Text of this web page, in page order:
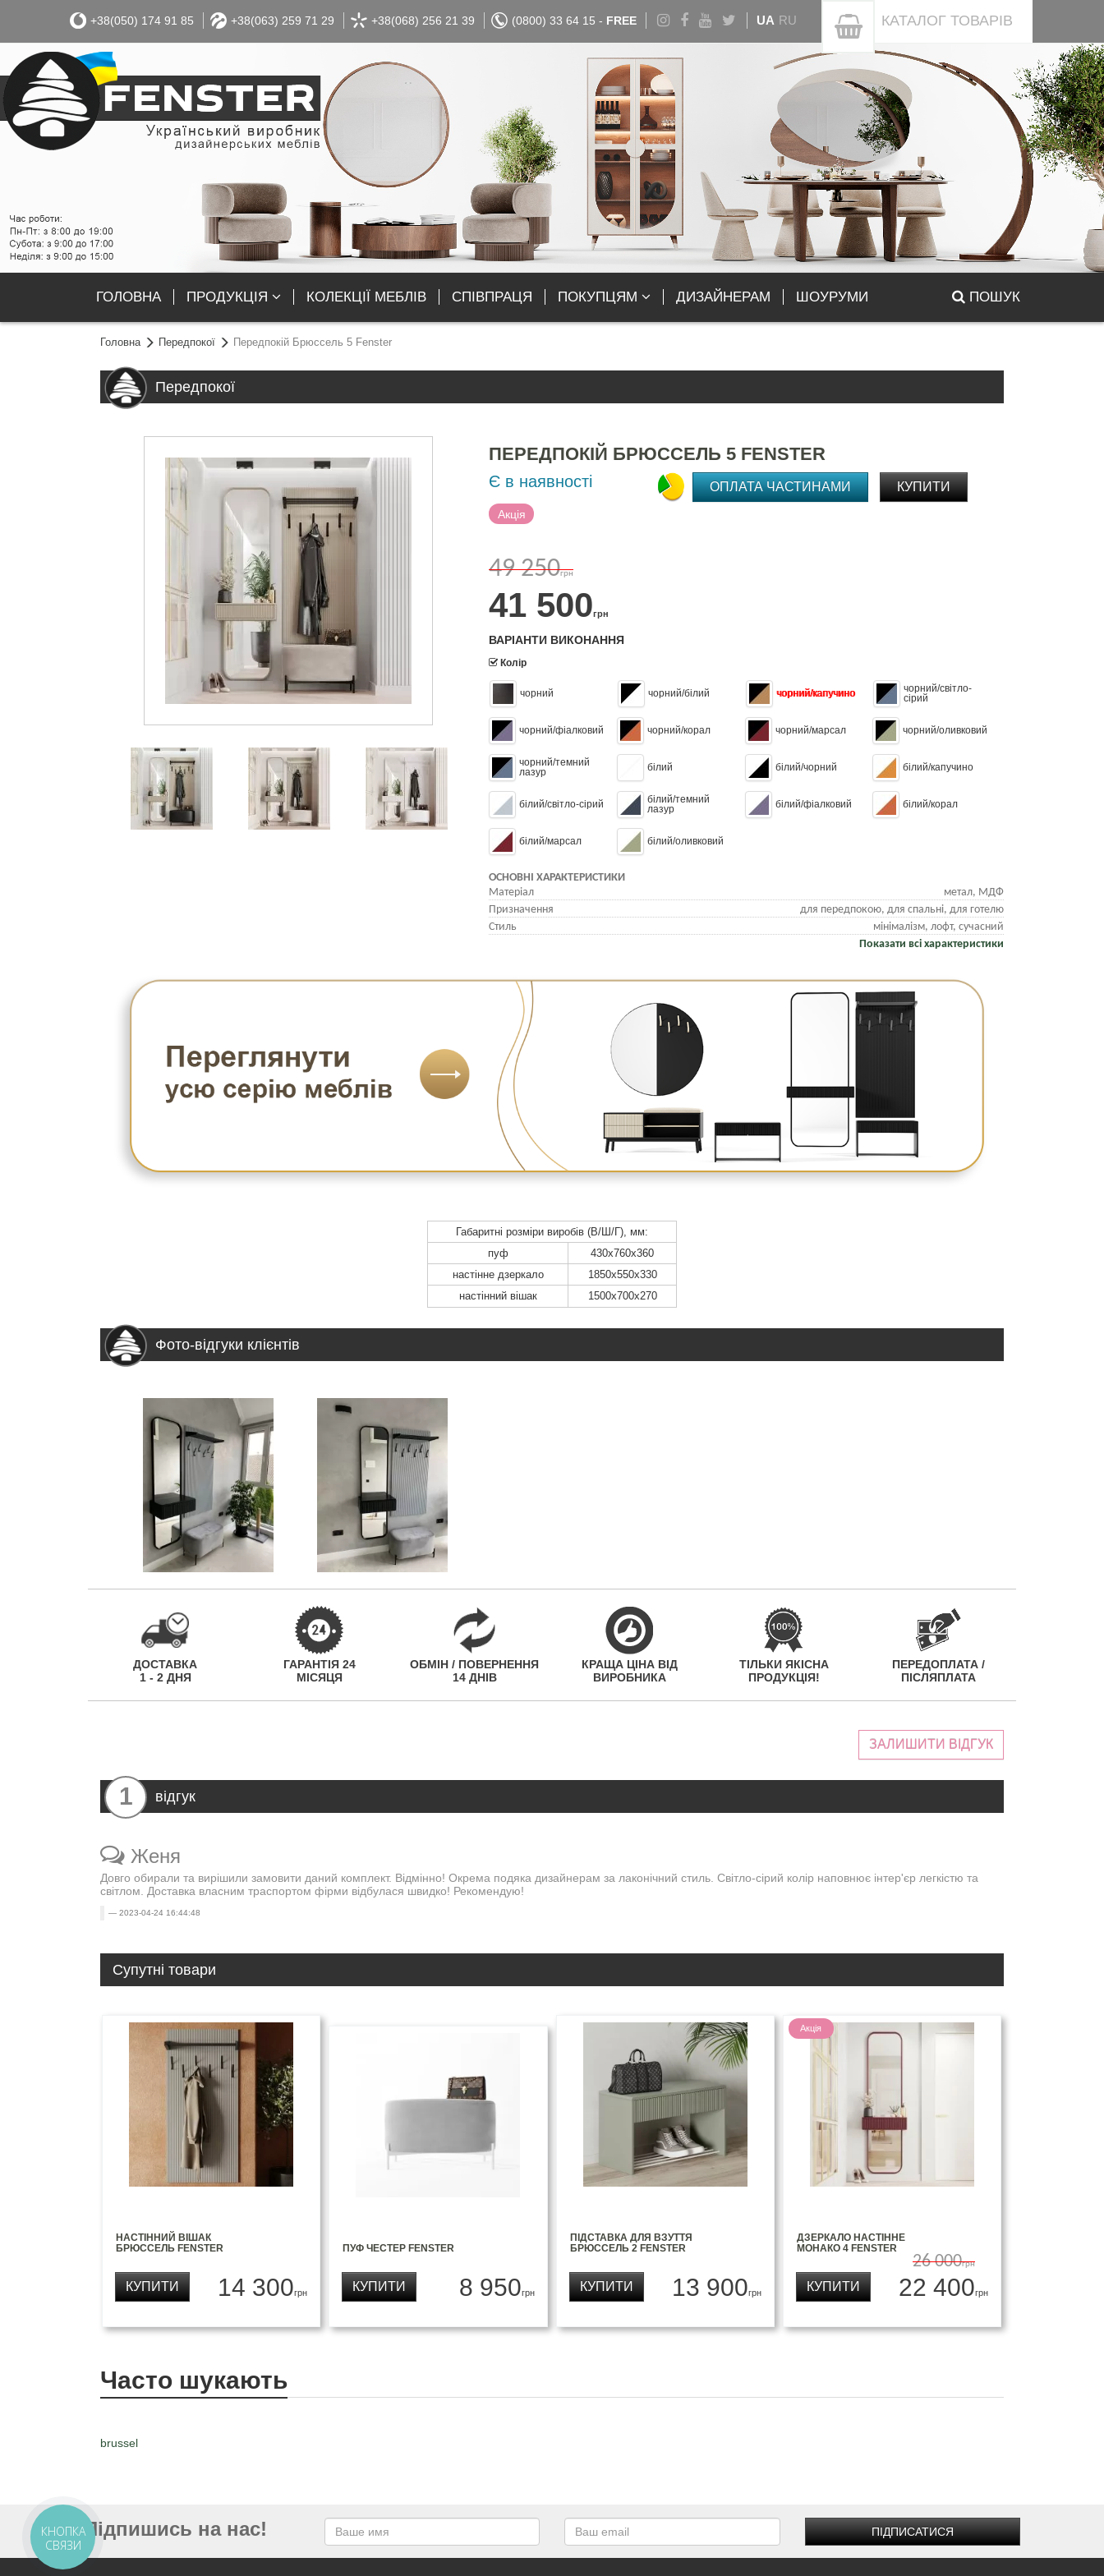
+38(050) 174 91 85 +38(063) 259 71 29 +38(068) 256 21 39 (0800) 33 64 15 - FREE UA RU КАТАЛОГ ТОВАРІВ
ГОЛОВНА ПРОДУКЦІЯ КОЛЕКЦІЇ МЕБЛІВ СПІВПРАЦЯ ПОКУПЦЯМ ДИЗАЙНЕРАМ ШОУРУМИ ПОШУК
Головна Передпокої Передпокій Брюссель 5 Fenster
Передпокої
ПЕРЕДПОКІЙ БРЮССЕЛЬ 5 FENSTER
Є в наявності
Акція
49 250грн
41 500грн
ОПЛАТА ЧАСТИНАМИ КУПИТИ
ВАРІАНТИ ВИКОНАННЯ
Колір
чорний чорний/білий чорний/капучино
чорний/світло-
сірий
чорний/фіалковий чорний/корал чорний/марсал чорний/оливковий
чорний/темний
лазур
білий білий/чорний білий/капучино
білий/світло-сірий
білий/темний
лазур
білий/фіалковий білий/корал
білий/марсал білий/оливковий
ОСНОВНІ ХАРАКТЕРИСТИКИ
Матеріал
метал, МДФ
Призначення
для передпокою, для спальні, для готелю
Стиль
мінімалізм, лофт, сучасний
Показати всі характеристики
Габаритні розміри виробів (В/Ш/Г), мм:
пуф
430x760x360
настінне дзеркало
1850x550x330
настінний вішак
1500х700х270
Фото-відгуки клієнтів
ДОСТАВКА
1 - 2 ДНЯ
ГАРАНТІЯ 24
МІСЯЦЯ
ОБМІН / ПОВЕРНЕННЯ
14 ДНІВ
КРАЩА ЦІНА ВІД
ВИРОБНИКА
ТІЛЬКИ ЯКІСНА
ПРОДУКЦІЯ!
ПЕРЕДОПЛАТА /
ПІСЛЯПЛАТА
ЗАЛИШИТИ ВІДГУК
1 відгук
Женя
Довго обирали та вирішили замовити даний комплект. Відмінно! Окрема подяка дизайнерам за лаконічний стиль. Світло-сірий колір наповнює інтер'єр легкістю та
світлом. Доставка власним траспортом фірми відбулася швидко! Рекомендую!
2023-04-24 16:44:48
Супутні товари
НАСТІННИЙ ВІШАК
БРЮССЕЛЬ FENSTER
14 300грн
КУПИТИ
ПУФ ЧЕСТЕР FENSTER
8 950грн
КУПИТИ
ПІДСТАВКА ДЛЯ ВЗУТТЯ
БРЮССЕЛЬ 2 FENSTER
13 900грн
КУПИТИ
Акція
ДЗЕРКАЛО НАСТІННЕ
МОНАКО 4 FENSTER
26 000грн
22 400грн
КУПИТИ
Часто шукають
brussel
Підпишись на нас! ПІДПИСАТИСЯ
КНОПКА
СВЯЗИ